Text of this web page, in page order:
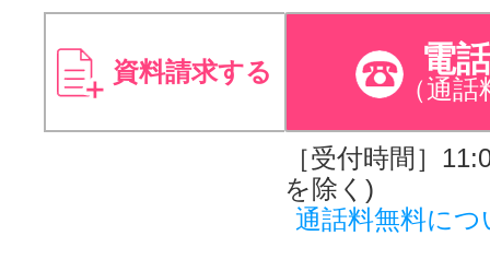
資料請求する 電
（通話
［受付時間］
を除く)
通話料無料につ